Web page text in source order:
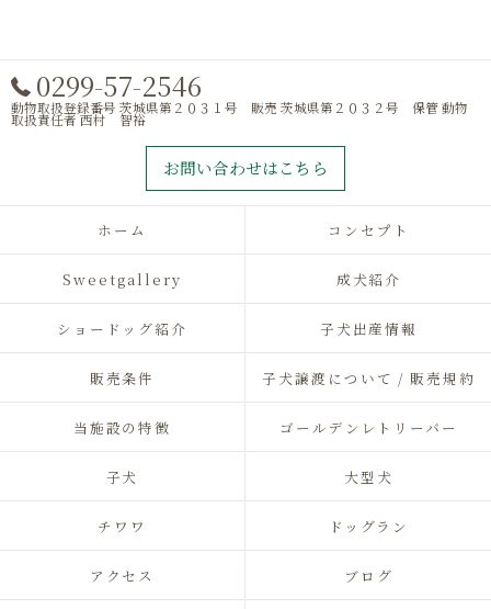
0299-57-2546
動物取扱登録番号 茨城県第２０３１号 販売 茨城県第２０３２号 保管 動物
取扱責任者 西村 智裕
お問い合わせはこちら
ホーム コンセプト
Sweetgallery 成犬紹介
ショードッグ紹介 子犬出産情報
販売条件 子犬譲渡について / 販売規約
当施設の特徴 ゴールデンレトリーバー
子犬 大型犬
チワワ ドッグラン
アクセス ブログ